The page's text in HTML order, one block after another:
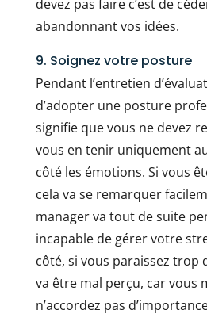
devez pas faire c’est de
abandonnant vos idées.
9. Soignez votre posture
Pendant l’entretien
d’adopter une posture
signifie que vous ne devez
vous en tenir uniquement
côté les émotions. Si vous
cela va se remarquer
manager va tout de suite
incapable de gérer votre
côté, si vous paraissez trop
va être mal perçu, car vous
n’accordez pas